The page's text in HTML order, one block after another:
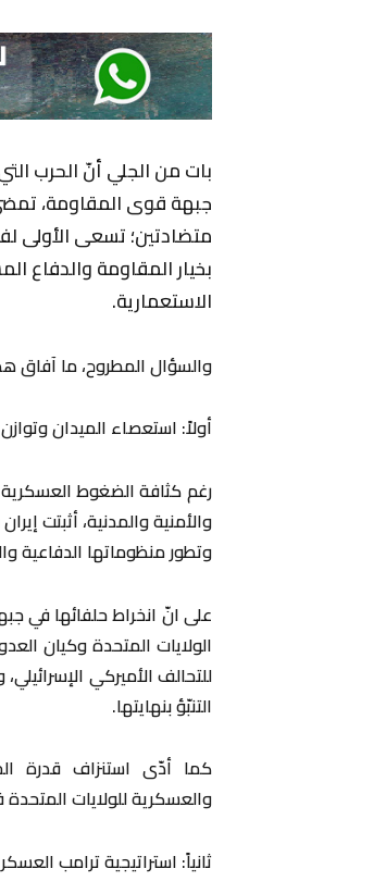
بات من الجلي أنّ الحرب
جبهة قوى المقاومة،
متضادتين؛ تسعى الأولى
بخيار المقاومة والدفاع
الاستعمارية.
والسؤال المطروح، ما آفاق
أولاً: استعصاء الميدان
رغم كثافة الضغوط العسكرية
والأمنية والمدنية، أثبتت
وتطور منظوماتها الدفاعية
على انّ انخراط حلفائها في
الولايات المتحدة وكيان
للتحالف الأميركي
التنبّؤ بنهايتها.
كما أدّى استنزاف قدرة
والعسكرية للولايات
ثانياً: استراتيجية ترامب